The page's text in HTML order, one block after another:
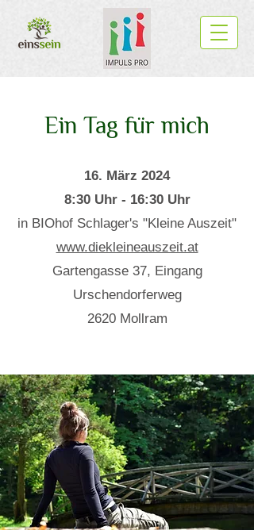
Ein Tag für mich
16. März 2024
8:30 Uhr - 16:30 Uhr
in BIOhof Schlager's "Kleine Auszeit"
www.diekleineauszeit.at
Gartengasse 37, Eingang
Urschendorferweg
2620 Mollram